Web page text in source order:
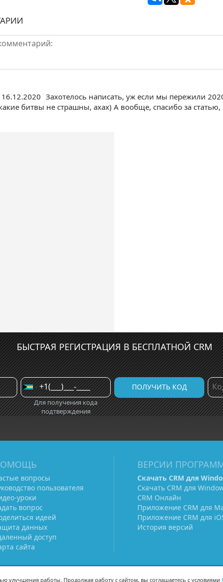
16.12.2020 Захотелось написать, уж если мы пережили
битвы не страшны, ахах) А вообще, спасибо за статью,
БЫСТРАЯ РЕГИСТРАЦИЯ В БЕСПЛАТНОЙ CRM
Для получения кода
подтверждения
вопросы
пользователя
уроки
вопрос
идеей
данных
доступ
сайта
ВЕРСИИ
Скачать CRM для
Скачать CRM для
CRM Онлайн
Приложение CRM для
Приложение CRM для
История версий
улучшения работы. Продолжая работу с сайтом, вы соглашаетесь с условиями